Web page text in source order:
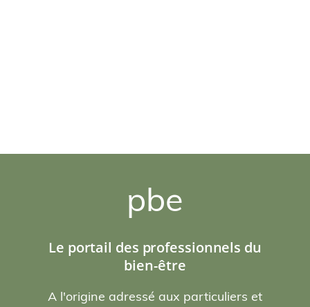
pbe
Le portail des professionnels du
bien-être
A l'origine adressé aux particuliers et